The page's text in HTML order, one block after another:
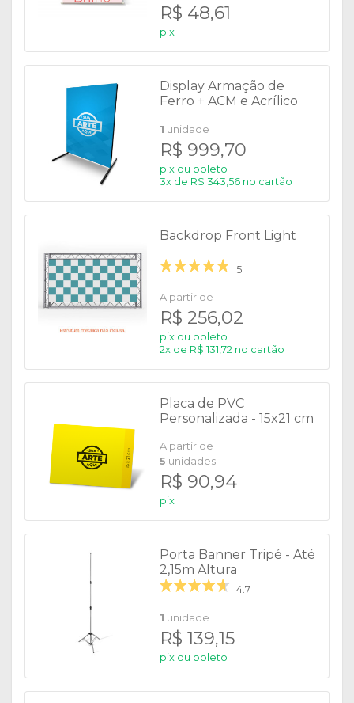
R$ 48,61
pix
Display Armação de
Ferro + ACM e Acrílico
1 unidade
R$ 999,70
pix ou boleto
3x de R$ 343,56 no cartão
Backdrop Front Light
5
A partir de
R$ 256,02
pix ou boleto
2x de R$ 131,72 no cartão
Placa de PVC
Personalizada - 15x21 cm
A partir de
5 unidades
R$ 90,94
pix
Porta Banner Tripé - Até
2,15m Altura
4.7
1 unidade
R$ 139,15
pix ou boleto